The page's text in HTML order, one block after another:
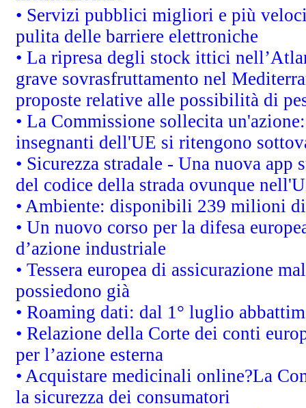
• Servizi pubblici migliori e più
pulita delle barriere elettroniche
• La ripresa degli stock ittici
grave sovrasfruttamento nel
proposte relative alle possibilità di
• La Commissione sollecita
insegnanti dell'UE si ritengono
• Sicurezza stradale - Una nuova
del codice della strada ovunque
• Ambiente: disponibili 239 milioni
• Un nuovo corso per la difesa
d’azione industriale
• Tessera europea di assicurazione
possiedono già
• Roaming dati: dal 1° luglio
• Relazione della Corte dei conti
per l’azione esterna
• Acquistare medicinali online?La
la sicurezza dei consumatori